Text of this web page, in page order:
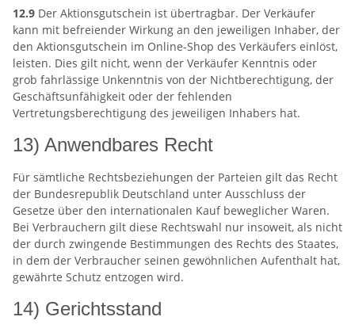
12.9 Der Aktionsgutschein ist übertragbar. Der Verkäufer
kann mit befreiender Wirkung an den jeweiligen Inhaber, der
den Aktionsgutschein im Online-Shop des Verkäufers einlöst,
leisten. Dies gilt nicht, wenn der Verkäufer Kenntnis oder
grob fahrlässige Unkenntnis von der Nichtberechtigung, der
Geschäftsunfähigkeit oder der fehlenden
Vertretungsberechtigung des jeweiligen Inhabers hat.
13) Anwendbares Recht
Für sämtliche Rechtsbeziehungen der Parteien gilt das Recht
der Bundesrepublik Deutschland unter Ausschluss der
Gesetze über den internationalen Kauf beweglicher Waren.
Bei Verbrauchern gilt diese Rechtswahl nur insoweit, als nicht
der durch zwingende Bestimmungen des Rechts des Staates,
in dem der Verbraucher seinen gewöhnlichen Aufenthalt hat,
gewährte Schutz entzogen wird.
14) Gerichtsstand